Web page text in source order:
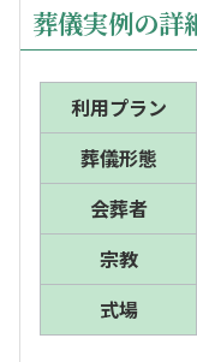
葬儀実例の詳
利用プラン
葬儀形態
会葬者
宗教
式場